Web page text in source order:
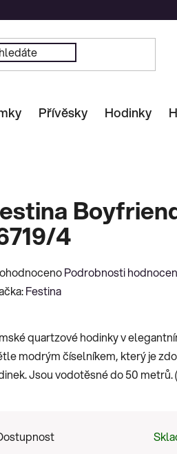
Přívěsky Hodinky
4
Podrobnosti
Festina
quartzové hodinky v
modrým číselníkem, který je
Jsou vodotěsné do 50 metrů.